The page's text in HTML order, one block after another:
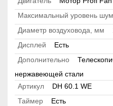
Максимальный уровень
Диаметр воздуховода, мм
Дисплей
Есть
Дополнительно
нержавеющей стали
Артикул
DH 60.1 WE
Таймер
Есть